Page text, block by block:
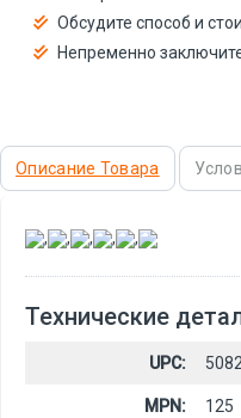
Обсудите способ и
Непременно
Описание Товара
, , , , ,
Технические
UPC:
MPN: 125